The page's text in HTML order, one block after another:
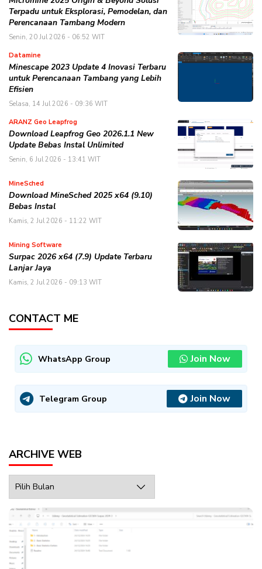
Terpadu untuk Eksplorasi, Pemodelan, dan
Perencanaan Tambang Modern
Senin, 20 Jul 2026 - 06:52 WIT
Datamine
Minescape 2023 Update 4 Inovasi Terbaru
untuk Perencanaan Tambang yang Lebih
Efisien
Selasa, 14 Jul 2026 - 09:36 WIT
ARANZ Geo Leapfrog
Download Leapfrog Geo 2026.1.1 New
Update Bebas Instal Unlimited
Senin, 6 Jul 2026 - 13:41 WIT
MineSched
Download MineSched 2025 x64 (9.10)
Bebas Instal
Kamis, 2 Jul 2026 - 11:22 WIT
Mining Software
Surpac 2026 x64 (7.9) Update Terbaru
Lanjar Jaya
Kamis, 2 Jul 2026 - 09:13 WIT
CONTACT ME
WhatsApp Group Join Now
Telegram Group Join Now
ARCHIVE WEB
Web